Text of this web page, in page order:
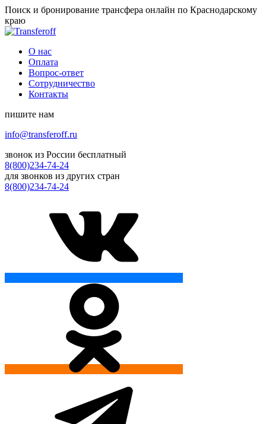
Поиск и бронирование трансфера онлайн по Краснодарскому
краю
О нас
Оплата
Вопрос-ответ
Сотрудничество
Контакты
пишите нам
info@transferoff.ru
звонок из России бесплатный
8(800)234-74-24
для звонков из других стран
8(800)234-74-24